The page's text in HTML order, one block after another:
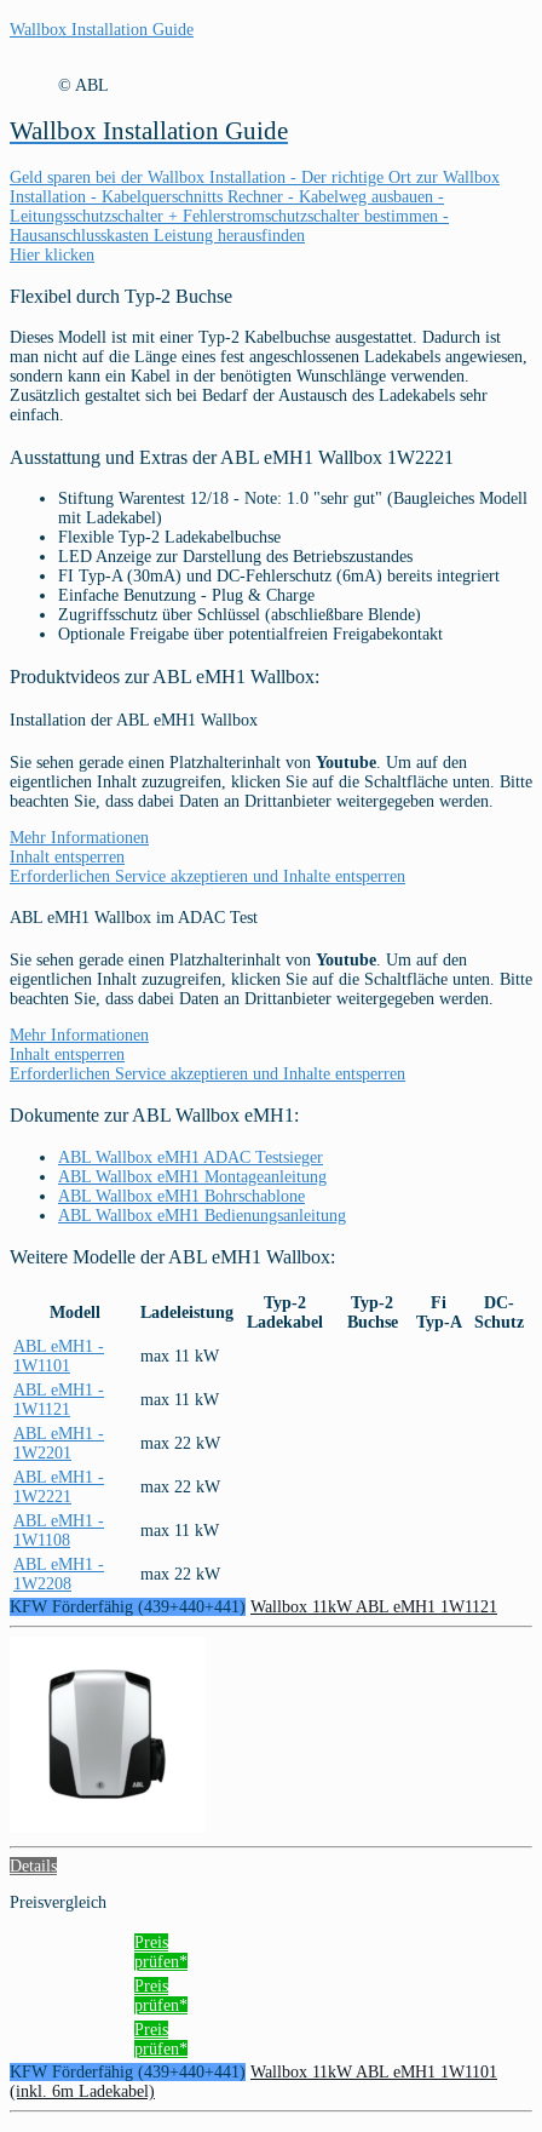
Wallbox Installation Guide
© ABL
Wallbox Installation Guide
Geld sparen bei der Wallbox Installation - Der richtige Ort zur Wallbox
Installation - Kabelquerschnitts Rechner - Kabelweg ausbauen -
Leitungsschutzschalter + Fehlerstromschutzschalter bestimmen -
Hausanschlusskasten Leistung herausfinden
Hier klicken
Flexibel durch Typ-2 Buchse
Dieses Modell ist mit einer Typ-2 Kabelbuchse ausgestattet. Dadurch ist
man nicht auf die Länge eines fest angeschlossenen Ladekabels angewiesen,
sondern kann ein Kabel in der benötigten Wunschlänge verwenden.
Zusätzlich gestaltet sich bei Bedarf der Austausch des Ladekabels sehr
einfach.
Ausstattung und Extras der ABL eMH1 Wallbox 1W2221
Stiftung Warentest 12/18 - Note: 1.0 "sehr gut" (Baugleiches Modell
mit Ladekabel)
Flexible Typ-2 Ladekabelbuchse
LED Anzeige zur Darstellung des Betriebszustandes
FI Typ-A (30mA) und DC-Fehlerschutz (6mA) bereits integriert
Einfache Benutzung - Plug & Charge
Zugriffsschutz über Schlüssel (abschließbare Blende)
Optionale Freigabe über potentialfreien Freigabekontakt
Produktvideos zur ABL eMH1 Wallbox:
Installation der ABL eMH1 Wallbox
Sie sehen gerade einen Platzhalterinhalt von Youtube . Um auf den
eigentlichen Inhalt zuzugreifen, klicken Sie auf die Schaltfläche unten. Bitte
beachten Sie, dass dabei Daten an Drittanbieter weitergegeben werden.
Mehr Informationen
Inhalt entsperren
Erforderlichen Service akzeptieren und Inhalte entsperren
ABL eMH1 Wallbox im ADAC Test
Sie sehen gerade einen Platzhalterinhalt von Youtube. Um auf den
eigentlichen Inhalt zuzugreifen, klicken Sie auf die Schaltfläche unten. Bitte
beachten Sie, dass dabei Daten an Drittanbieter weitergegeben werden.
Mehr Informationen
Inhalt entsperren
Erforderlichen Service akzeptieren und Inhalte entsperren
Dokumente zur ABL Wallbox eMH1:
ABL Wallbox eMH1 ADAC Testsieger
ABL Wallbox eMH1 Montageanleitung
ABL Wallbox eMH1 Bohrschablone
ABL Wallbox eMH1 Bedienungsanleitung
Weitere Modelle der ABL eMH1 Wallbox:
Modell Ladeleistung
Typ-2
Ladekabel
Typ-2
Buchse
Fi
Typ-A
DC-
Schutz
ABL eMH1 -
1W1101
max 11 kW
ABL eMH1 -
1W1121
max 11 kW
ABL eMH1 -
1W2201
max 22 kW
ABL eMH1 -
1W2221
max 22 kW
ABL eMH1 -
1W1108
max 11 kW
ABL eMH1 -
1W2208
max 22 kW
KFW Förderfähig (439+440+441) Wallbox 11kW ABL eMH1 1W1121
Details
Preisvergleich
Preis
prüfen*
Preis
prüfen*
Preis
prüfen*
KFW Förderfähig (439+440+441) Wallbox 11kW ABL eMH1 1W1101
(inkl. 6m Ladekabel)